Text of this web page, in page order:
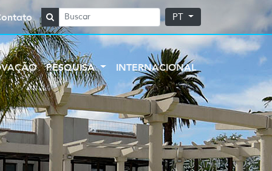
PT
PESQUISA INTERNACIONAL